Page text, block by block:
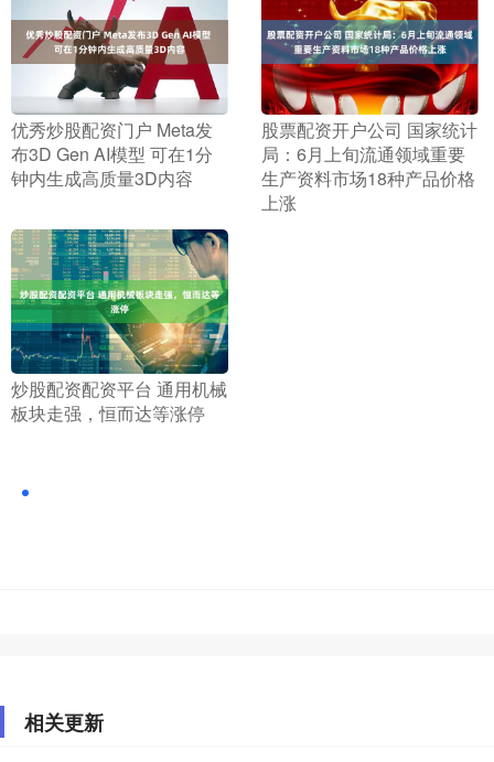
​优秀炒股配资门户 Meta发
布3D Gen AI模型 可在1分
钟内生成高质量3D内容
​股票配资开户公司 国家统计
局：6月上旬流通领域重要
生产资料市场18种产品价格
上涨
​炒股配资配资平台 通用机械
板块走强，恒而达等涨停
相关更新